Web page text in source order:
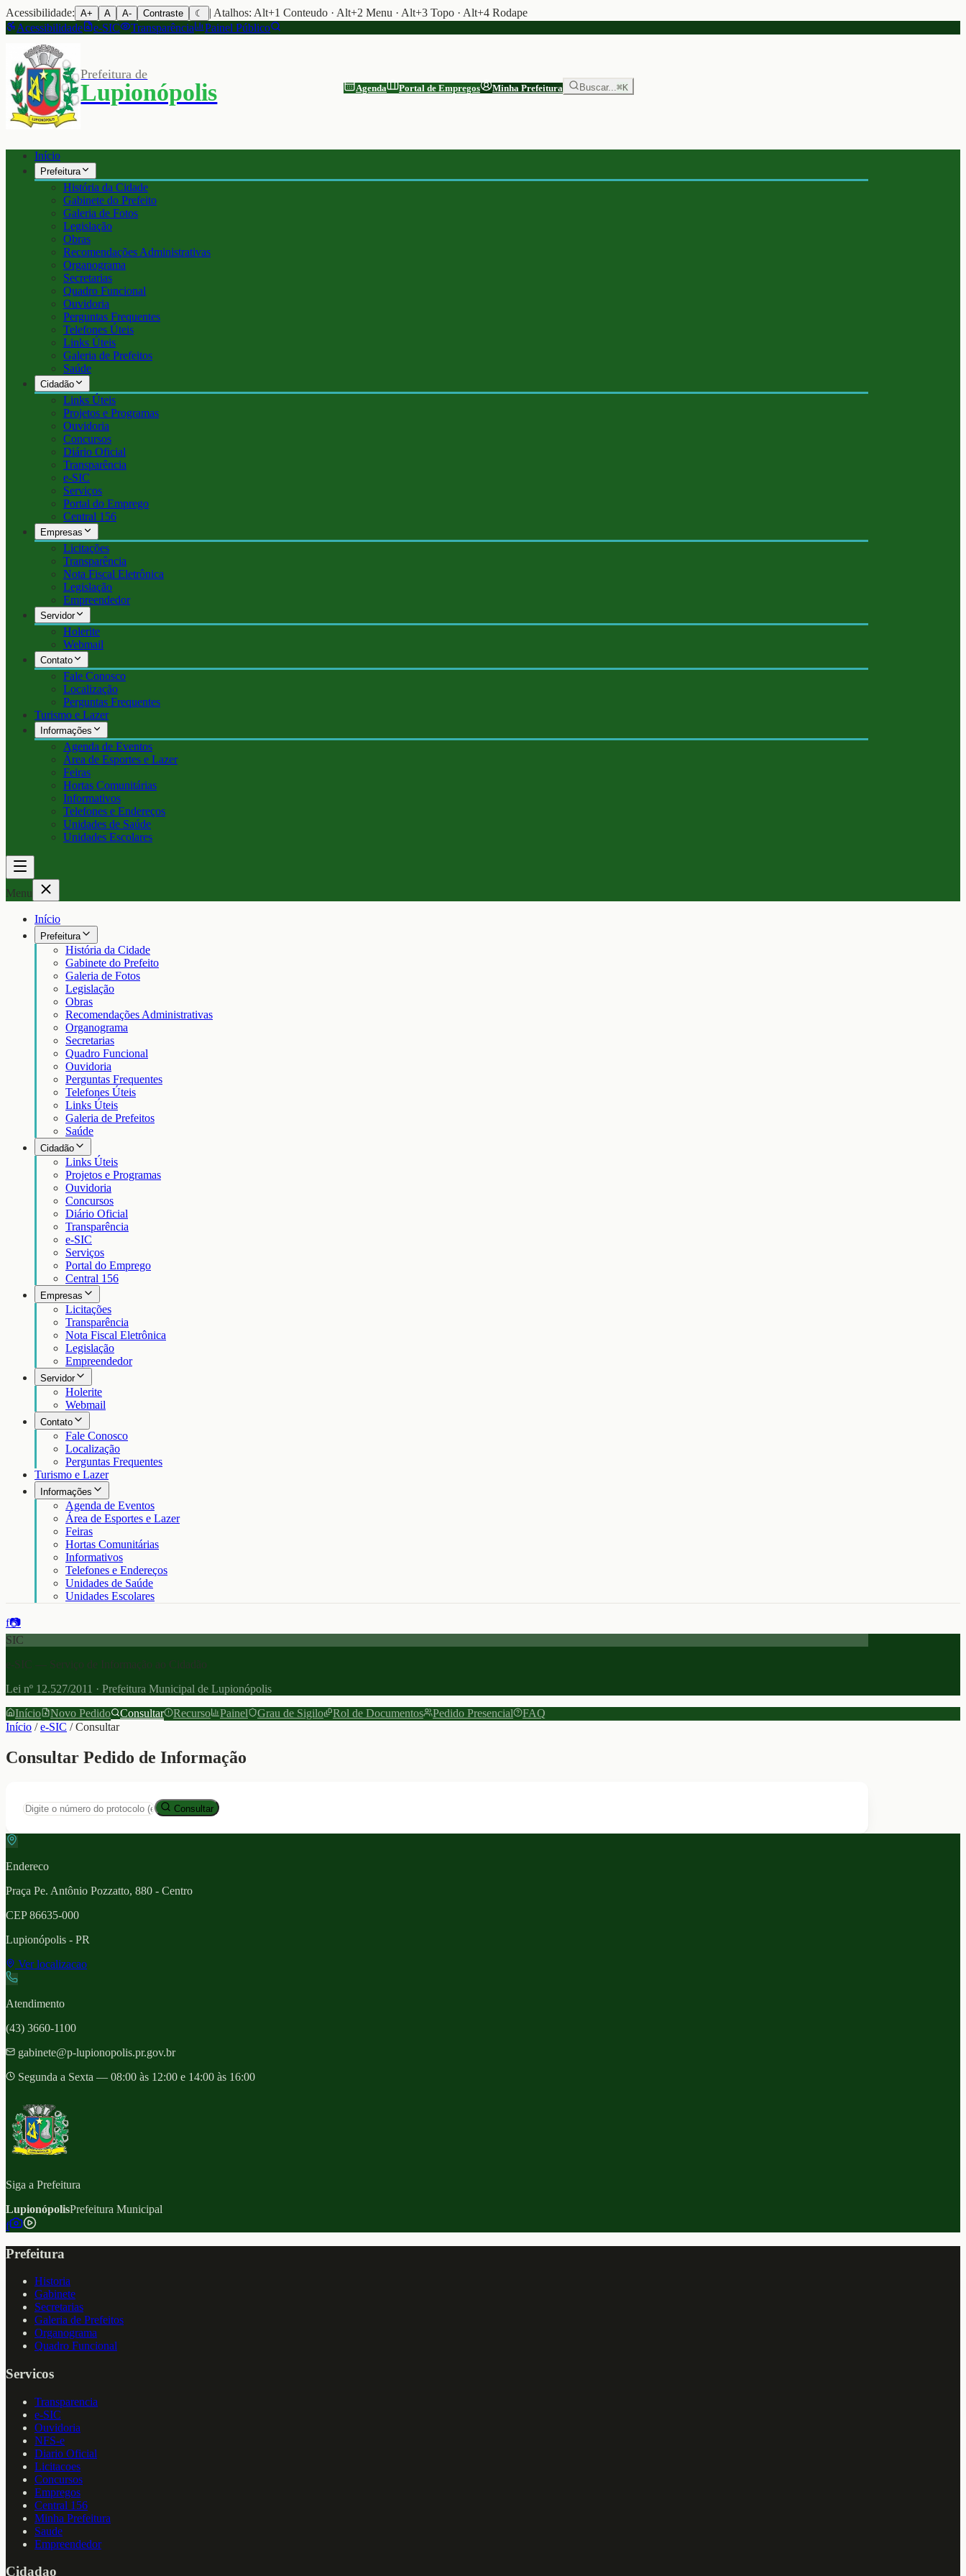
Acessibilidade: A+ A A- Contraste ☾
| Atalhos: Alt+1 Conteudo · Alt+2 Menu · Alt+3 Topo · Alt+4 Rodape
Acessibilidade
e-SIC Transparência Painel Público
Prefeitura de
Lupionópolis Agenda Portal de Empregos Minha Prefeitura Buscar...⌘K
Início
Prefeitura
História da Cidade
Gabinete do Prefeito
Galeria de Fotos
Legislação
Obras
Recomendações Administrativas
Organograma
Secretarias
Quadro Funcional
Ouvidoria
Perguntas Frequentes
Telefones Úteis
Links Úteis
Galeria de Prefeitos
Saúde
Cidadão
Links Úteis
Projetos e Programas
Ouvidoria
Concursos
Diário Oficial
Transparência
e-SIC
Serviços
Portal do Emprego
Central 156
Empresas
Licitações
Transparência
Nota Fiscal Eletrônica
Legislação
Empreendedor
Servidor
Holerite
Webmail
Contato
Fale Conosco
Localização
Perguntas Frequentes
Turismo e Lazer
Informações
Agenda de Eventos
Área de Esportes e Lazer
Feiras
Hortas Comunitárias
Informativos
Telefones e Endereços
Unidades de Saúde
Unidades Escolares
Menu
Início
Prefeitura
História da Cidade
Gabinete do Prefeito
Galeria de Fotos
Legislação
Obras
Recomendações Administrativas
Organograma
Secretarias
Quadro Funcional
Ouvidoria
Perguntas Frequentes
Telefones Úteis
Links Úteis
Galeria de Prefeitos
Saúde
Cidadão
Links Úteis
Projetos e Programas
Ouvidoria
Concursos
Diário Oficial
Transparência
e-SIC
Serviços
Portal do Emprego
Central 156
Empresas
Licitações
Transparência
Nota Fiscal Eletrônica
Legislação
Empreendedor
Servidor
Holerite
Webmail
Contato
Fale Conosco
Localização
Perguntas Frequentes
Turismo e Lazer
Informações
Agenda de Eventos
Área de Esportes e Lazer
Feiras
Hortas Comunitárias
Informativos
Telefones e Endereços
Unidades de Saúde
Unidades Escolares
f📷
SIC
e-SIC — Serviço de Informação ao Cidadão
Lei nº 12.527/2011 · Prefeitura Municipal de Lupionópolis
Início
Novo Pedido Consultar Recurso Painel Grau de Sigilo Rol de Documentos Pedido Presencial
FAQ
Início /e-SIC /Consultar
Consultar Pedido de Informação
Consultar
Endereco
Praça Pe. Antônio Pozzatto, 880 - Centro
CEP86635-000
Lupionópolis - PR
Ver localizacao
Atendimento
(43) 3660-1100
gabinete@p-lupionopolis.pr.gov.br
Segunda a Sexta — 08:00 às 12:00 e 14:00 às 16:00
Siga a Prefeitura
LupionópolisPrefeitura Municipal
f
Prefeitura
Historia
Gabinete
Secretarias
Galeria de Prefeitos
Organograma
Quadro Funcional
Servicos
Transparencia
e-SIC
Ouvidoria
NFS-e
Diario Oficial
Licitacoes
Concursos
Empregos
Central 156
Minha Prefeitura
Saude
Empreendedor
Cidadao